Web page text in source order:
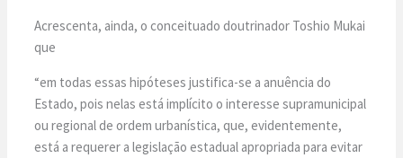
Acrescenta, ainda, o conceituado doutrinador Toshio Mukai
que
“em todas essas hipóteses justifica-se a anuência do
Estado, pois nelas está implícito o interesse supramunicipal
ou regional de ordem urbanística, que, evidentemente,
está a requerer a legislação estadual apropriada para evitar